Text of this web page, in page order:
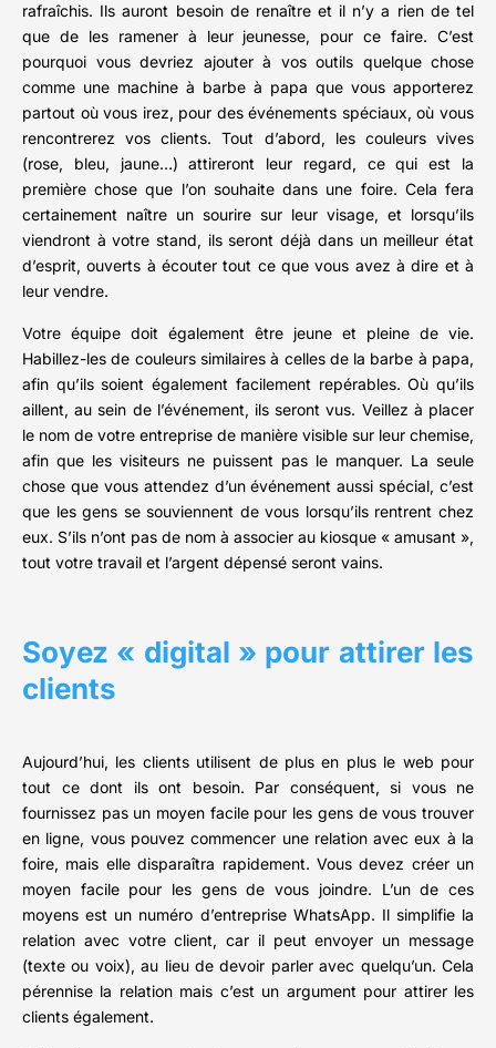
rafraîchis. Ils auront besoin de renaître et il n’y a rien de tel
que de les ramener à leur jeunesse, pour ce faire. C’est
pourquoi vous devriez ajouter à vos outils quelque chose
comme une machine à barbe à papa que vous apporterez
partout où vous irez, pour des événements spéciaux, où vous
rencontrerez vos clients. Tout d’abord, les couleurs vives
(rose, bleu, jaune…) attireront leur regard, ce qui est la
première chose que l’on souhaite dans une foire. Cela fera
certainement naître un sourire sur leur visage, et lorsqu’ils
viendront à votre stand, ils seront déjà dans un meilleur état
d’esprit, ouverts à écouter tout ce que vous avez à dire et à
leur vendre.
Votre équipe doit également être jeune et pleine de vie.
Habillez-les de couleurs similaires à celles de la barbe à papa,
afin qu’ils soient également facilement repérables. Où qu’ils
aillent, au sein de l’événement, ils seront vus. Veillez à placer
le nom de votre entreprise de manière visible sur leur chemise,
afin que les visiteurs ne puissent pas le manquer. La seule
chose que vous attendez d’un événement aussi spécial, c’est
que les gens se souviennent de vous lorsqu’ils rentrent chez
eux. S’ils n’ont pas de nom à associer au kiosque « amusant »,
tout votre travail et l’argent dépensé seront vains.
Soyez « digital » pour attirer les
clients
Aujourd’hui, les clients utilisent de plus en plus le web pour
tout ce dont ils ont besoin. Par conséquent, si vous ne
fournissez pas un moyen facile pour les gens de vous trouver
en ligne, vous pouvez commencer une relation avec eux à la
foire, mais elle disparaîtra rapidement. Vous devez créer un
moyen facile pour les gens de vous joindre. L’un de ces
moyens est un numéro d’entreprise WhatsApp. Il simplifie la
relation avec votre client, car il peut envoyer un message
(texte ou voix), au lieu de devoir parler avec quelqu’un. Cela
pérennise la relation mais c’est un argument pour attirer les
clients également.